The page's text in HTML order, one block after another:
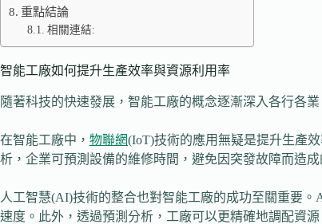
重點結論
相關連結:
智能工廠如何提升生產效率與資源利用率
隨著科技的快速發展，智能工廠的概念逐漸深入各行各
在智能工廠中， 物聯網(IoT)技術的應用無疑是提升生產
析，企業可預測設備的維修時間，避免因突發故障而造
人工智慧(AI)技術的整合也對智能工廠的成功至關重要
速度。此外，透過預測分析，工廠可以更精確地調配資